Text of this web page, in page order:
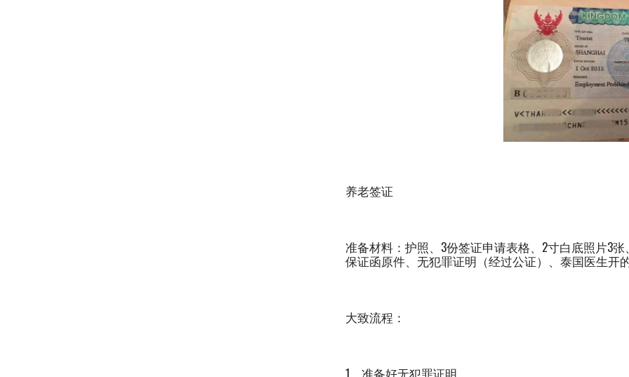
养老签证
准备材料：护照、3份签证申请表格、2寸白底照片3
保证函原件、无犯罪证明（经过公证）、泰国医生开
大致流程：
1、准备好无犯罪证明